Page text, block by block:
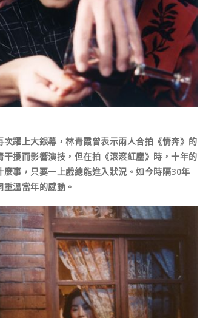
躍上大銀幕，林青霞曾表示兩人合拍《情奔》的
擾而影響演技，但在拍《滾滾紅塵》時，十年的
事，只要一上戲總能進入狀況。如今時隔30年
溫當年的感動。